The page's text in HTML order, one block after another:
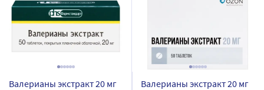
Валерианы экстракт 20 мг
Валерианы экстракт 20 мг